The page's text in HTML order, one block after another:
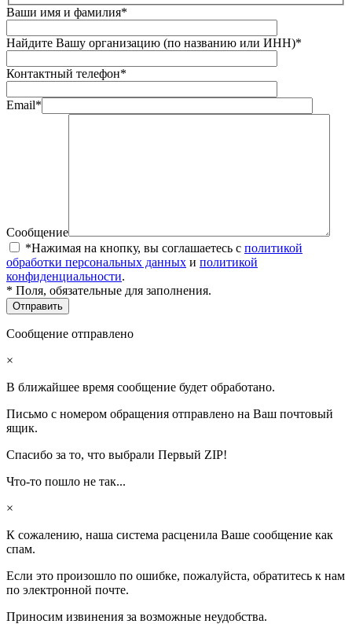
Ваши имя и фамилия*
Найдите Вашу организацию (по названию или ИНН)*
Контактный телефон*
Email*
Сообщение
*Нажимая на кнопку, вы соглашаетесь с политикой
обработки персональных данных и политикой
конфиденциальности.
* Поля, обязательные для заполнения.
Сообщение отправлено
×
В ближайшее время сообщение будет обработано.
Письмо с номером обращения отправлено на Ваш почтовый
ящик.
Спасибо за то, что выбрали Первый ZIP!
Что-то пошло не так...
×
К сожалению, наша система расценила Ваше сообщение как
спам.
Если это произошло по ошибке, пожалуйста, обратитесь к нам
по электронной почте.
Приносим извинения за возможные неудобства.